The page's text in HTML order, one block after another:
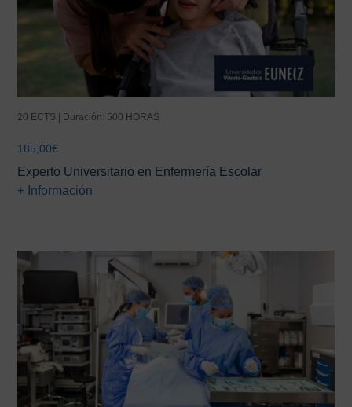
20 ECTS | Duración: 500 HORAS
185,00€
Experto Universitario en Enfermería Escolar
+ Información